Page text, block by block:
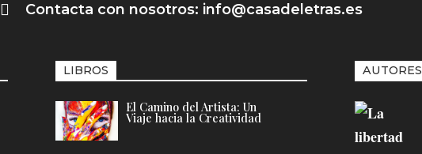
 Contacta con nosotros: info@casadeletras.es
LIBROS
El Camino del Artista: Un
Viaje hacia la Creatividad
AUTORES